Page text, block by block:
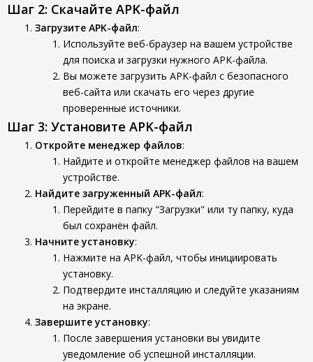
Шаг 2: Скачайте APK-файл
Загрузите APK-файл:
Используйте веб-браузер на вашем устройстве
для поиска и загрузки нужного APK-файла.
Вы можете загрузить APK-файл с безопасного
веб-сайта или скачать его через другие
проверенные источники.
Шаг 3: Установите APK-файл
Откройте менеджер файлов:
Найдите и откройте менеджер файлов на вашем
устройстве.
Найдите загруженный APK-файл:
Перейдите в папку "Загрузки" или ту папку, куда
был сохранён файл.
Начните установку:
Нажмите на APK-файл, чтобы инициировать
установку.
Подтвердите инсталляцию и следуйте указаниям
на экране.
Завершите установку:
После завершения установки вы увидите
уведомление об успешной инсталляции.